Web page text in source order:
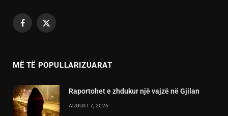
Facebook
X
MË TË POPULLARIZUARAT
Raportohet e zhdukur një vajzë në Gjilan
AUGUST 7, 2026